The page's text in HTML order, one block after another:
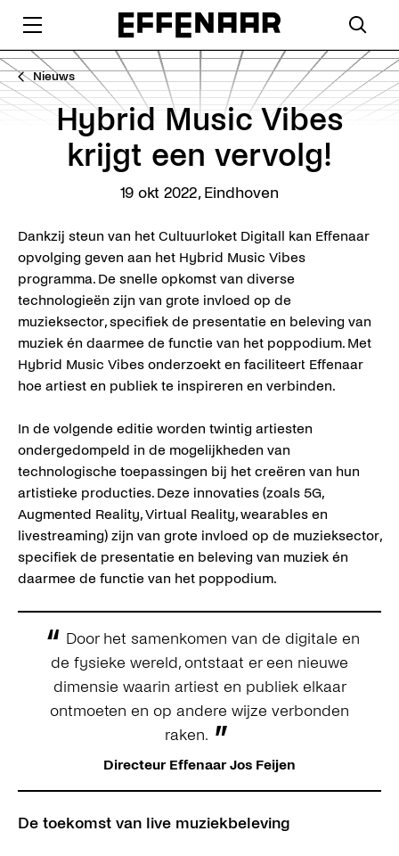
Nieuws
Hybrid Music Vibes
krijgt een vervolg!
19 okt 2022, Eindhoven
Dankzij steun van het Cultuurloket Digitall kan Effenaar
opvolging geven aan het Hybrid Music Vibes
programma. De snelle opkomst van diverse
technologieën zijn van grote invloed op de
muzieksector, specifiek de presentatie en beleving van
muziek én daarmee de functie van het poppodium. Met
Hybrid Music Vibes onderzoekt en faciliteert Effenaar
hoe artiest en publiek te inspireren en verbinden.
In de volgende editie worden twintig artiesten
ondergedompeld in de mogelijkheden van
technologische toepassingen bij het creëren van hun
artistieke producties. Deze innovaties (zoals 5G,
Augmented Reality, Virtual Reality, wearables en
livestreaming) zijn van grote invloed op de muzieksector,
specifiek de presentatie en beleving van muziek én
daarmee de functie van het poppodium.
“ Door het samenkomen van de digitale en
de fysieke wereld, ontstaat er een nieuwe
dimensie waarin artiest en publiek elkaar
ontmoeten en op andere wijze verbonden
raken. ”
Directeur Effenaar Jos Feijen
De toekomst van live muziekbeleving